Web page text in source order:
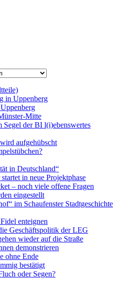
in Uppenberg
Mitte
Segel der BI l(i)ebenswertes
aufgehübscht
in Deutschland“
in neue Projektphase
– noch viele offene Fragen
eingestellt
im Schaufenster Stadtgeschichte
enteignen
Geschäftspolitik der LEG
wieder auf die Straße
demonstrieren
ohne Ende
bestätigt
oder Segen?